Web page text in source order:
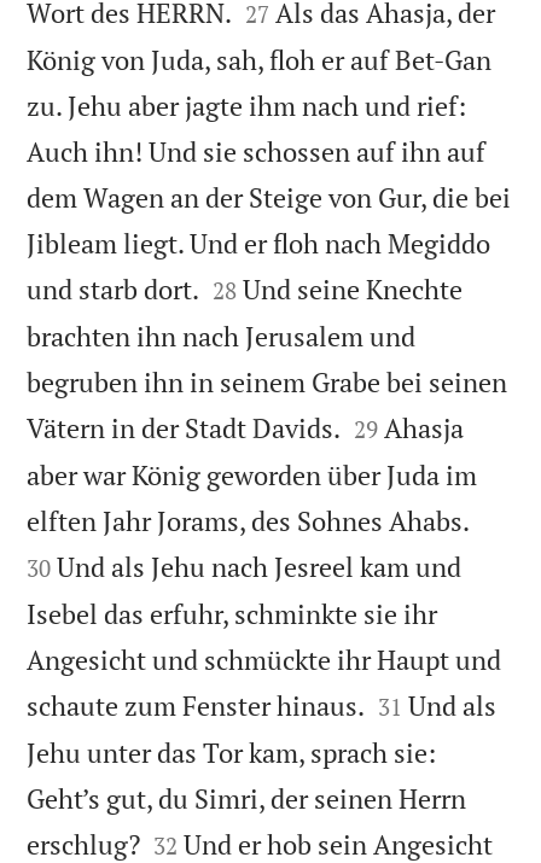
Wort des HERRN. 

27 Als das Ahasja, der
König von Juda, sah, floh er auf Bet-Gan
zu. Jehu aber jagte ihm nach und rief:
Auch ihn! Und sie schossen auf ihn auf
dem Wagen an der Steige von Gur, die bei
Jibleam liegt. Und er floh nach Megiddo
und starb dort. 

28 Und seine Knechte
brachten ihn nach Jerusalem und
begruben ihn in seinem Grabe bei seinen
Vätern in der Stadt Davids. 

29 Ahasja
aber war König geworden über Juda im
elften Jahr Jorams, des Sohnes Ahabs.
30 Und als Jehu nach Jesreel kam und
Isebel das erfuhr, schminkte sie ihr
Angesicht und schmückte ihr Haupt und
schaute zum Fenster hinaus. 

31 Und als
Jehu unter das Tor kam, sprach sie:
Geht’s gut, du Simri, der seinen Herrn
erschlug?
32 Und er hob sein Angesicht